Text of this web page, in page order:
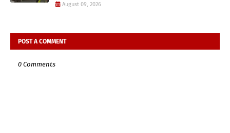
August 09, 2026
POST A COMMENT
0 Comments